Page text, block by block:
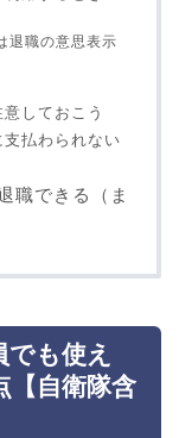
退職の意思表示
しておこう
払わられない
職できる（ま
でも使え
【自衛隊含